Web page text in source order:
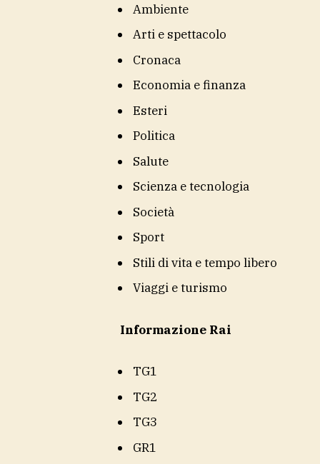
Ambiente
Arti e spettacolo
Cronaca
Economia e finanza
Esteri
Politica
Salute
Scienza e tecnologia
Società
Sport
Stili di vita e tempo libero
Viaggi e turismo
Informazione Rai
TG1
TG2
TG3
GR1